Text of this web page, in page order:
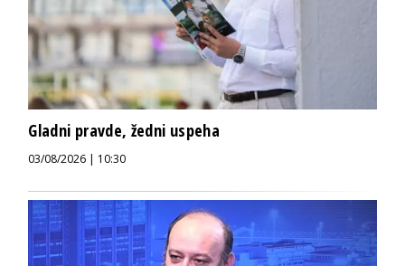
Gladni pravde, žedni uspeha
03/08/2026 | 10:30